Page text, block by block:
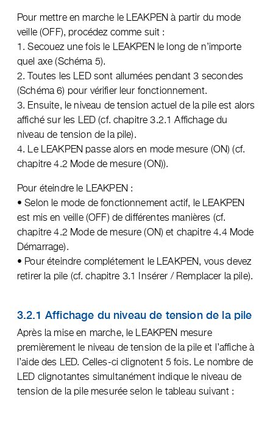
Pour mettre en marche le LEAKPEN à partir du mode
veille (OFF), procédez comme suit :
1. Secouez une fois le LEAKPEN le long de n’importe
quel axe (Schéma 5).
2. Toutes les LED sont allumées pendant 3 secondes
(Schéma 6) pour vérifier leur fonctionnement.
3. Ensuite, le niveau de tension actuel de la pile est alors
affiché sur les LED (cf. chapitre 3.2.1 Affichage du
niveau de tension de la pile).
4. Le LEAKPEN passe alors en mode mesure (ON) (cf.
chapitre 4.2 Mode de mesure (ON)).
Pour éteindre le LEAKPEN :
• Selon le mode de fonctionnement actif, le LEAKPEN
est mis en veille (OFF) de différentes manières (cf.
chapitre 4.2 Mode de mesure (ON) et chapitre 4.4 Mode
Démarrage).
• Pour éteindre complétement le LEAKPEN, vous devez
retirer la pile (cf. chapitre 3.1 Insérer / Remplacer la pile).
3.2.1 Affichage du niveau de tension de la pile
Après la mise en marche, le LEAKPEN mesure
premièrement le niveau de tension de la pile et l’affiche à
l’aide des LED. Celles-ci clignotent 5 fois. Le nombre de
LED clignotantes simultanément indique le niveau de
tension de la pile mesurée selon le tableau suivant :